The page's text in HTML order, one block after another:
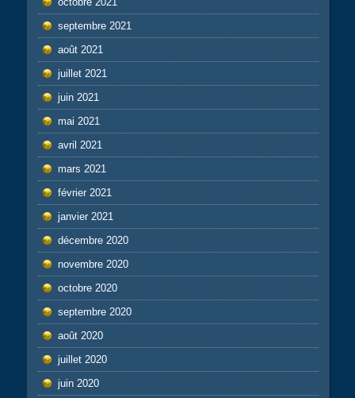
septembre 2021
août 2021
juillet 2021
juin 2021
mai 2021
avril 2021
mars 2021
février 2021
janvier 2021
décembre 2020
novembre 2020
octobre 2020
septembre 2020
août 2020
juillet 2020
juin 2020